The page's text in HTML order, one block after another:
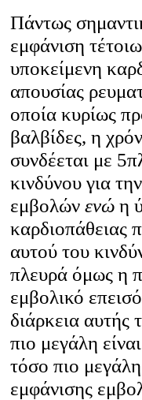
Πάντως
εμφάνιση
υποκείμενη
απουσίας
οποία κυρίως
βαλβίδες, η
συνδέεται με
κινδύνου για
εμβολών ενώ η
καρδιοπάθειας
αυτού του
πλευρά όμως η
εμβολικό
διάρκεια αυτής
πιο μεγάλη
τόσο πιο
εμφάνισης